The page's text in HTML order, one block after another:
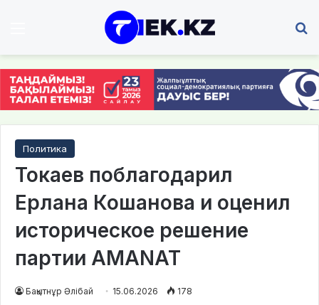
Политика
Токаев поблагодарил
Ерлана Кошанова и оценил
историческое решение
партии AMANAT
Бақытнұр Әлібай 15.06.2026 178